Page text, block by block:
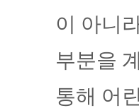
이 아니
부분을
통해 어